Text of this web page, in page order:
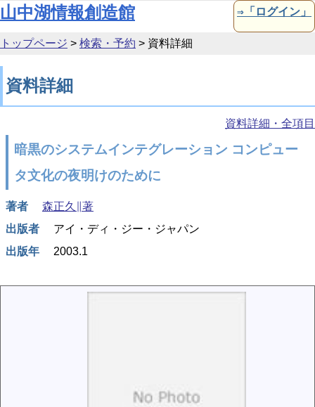
本文へ移動
山中湖情報創造館 ⇒「ログイン」
トップページ > 検索・予約 > 資料詳細
資料詳細
資料詳細・全項目
暗黒のシステムインテグレーション コンピュー
タ文化の夜明けのために
著者
森正久∥著
出版者
アイ・ディ・ジー・ジャパン
出版年
2003.1